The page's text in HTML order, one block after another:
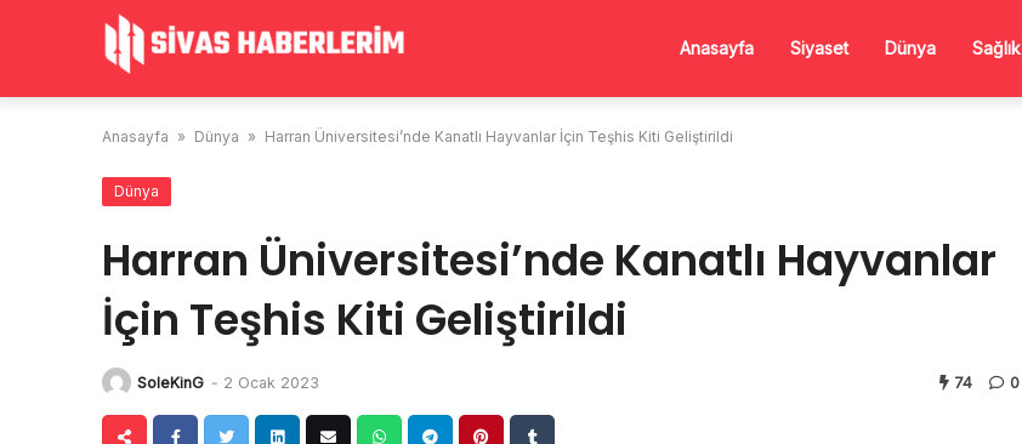
Anasayfa Siyaset Dünya Sağlık
Anasayfa » Dünya » Harran Üniversitesi’nde Kanatlı Hayvanlar İçin Teşhis Kiti Geliştirildi
Dünya
Harran Üniversitesi’nde Kanatlı Hayvanlar
İçin Teşhis Kiti Geliştirildi
SoleKinG - 2 Ocak 2023 74 0